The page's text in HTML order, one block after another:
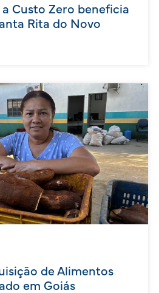
a Custo Zero beneficia
Rita do Novo
de Alimentos
em Goiás